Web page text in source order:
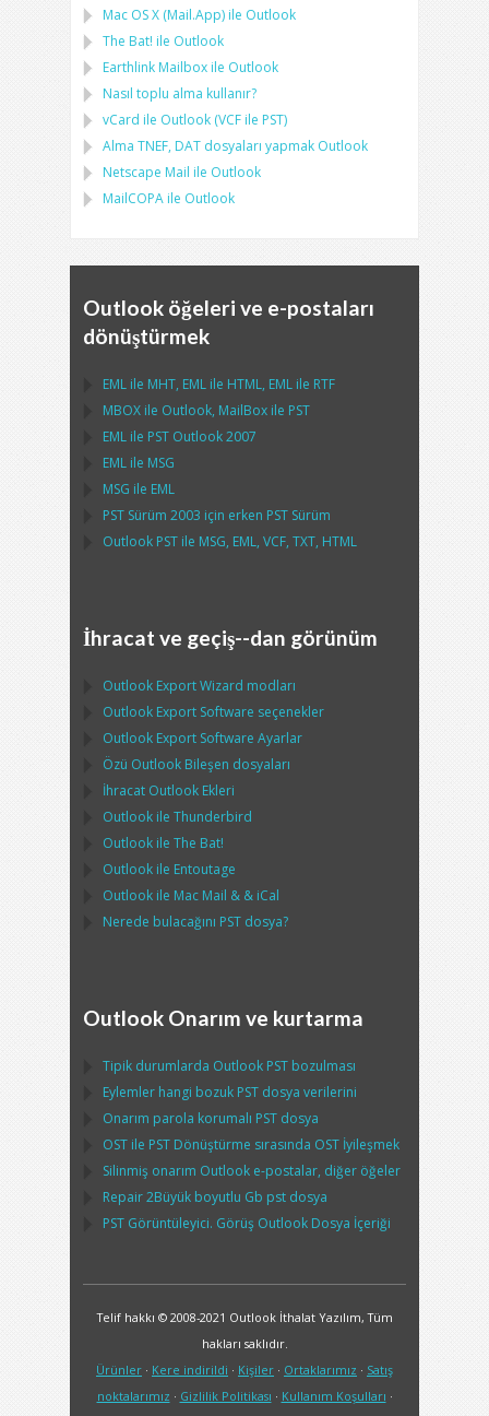
Mac OS X (Mail.App) ile Outlook
The Bat! ile Outlook
Earthlink Mailbox ile Outlook
Nasıl toplu alma kullanır?
vCard ile Outlook (VCF ile PST)
Alma TNEF, DAT dosyaları yapmak Outlook
Netscape Mail ile Outlook
MailCOPA ile Outlook
Outlook öğeleri ve e-postaları
dönüştürmek
EML ile MHT, EML ile HTML, EML ile RTF
MBOX ile Outlook, MailBox ile PST
EML ile PST Outlook2007
EML ile MSG
MSG ile EML
PST Sürüm 2003 için erken PST Sürüm
Outlook PST ile MSG, EML, VCF, TXT, HTML
İhracat ve geçiş--dan görünüm
Outlook Export Wizard modları
Outlook Export Software seçenekler
Outlook Export Software Ayarlar
Özü Outlook Bileşen dosyaları
İhracat Outlook Ekleri
Outlook ile Thunderbird
Outlook ile The Bat!
Outlook ile Entoutage
Outlook ile Mac Mail & & iCal
Nerede bulacağını PST dosya?
Outlook Onarım ve kurtarma
Tipik durumlarda Outlook PST bozulması
Eylemler hangi bozuk PST dosya verilerini
Onarım parola korumalı PST dosya
OST ile PST Dönüştürme sırasında OST İyileşmek
Silinmiş onarım Outlook e-postalar, diğer öğeler
Repair2Büyük boyutlu Gb pst dosya
PST Görüntüleyici. Görüş Outlook Dosya İçeriği
Telif hakkı © 2008-2021 Outlook İthalat Yazılım, Tüm
hakları saklıdır.
Ürünler · Kere indirildi · Kişiler · Ortaklarımız · Satış
noktalarımız · Gizlilik Politikası · Kullanım Koşulları ·